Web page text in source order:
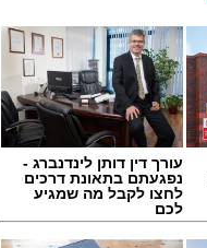
עורך דין דותן לינדנברג -
נפגעתם בתאונת דרכים
לחצו לקבל מה שמגיע
לכם